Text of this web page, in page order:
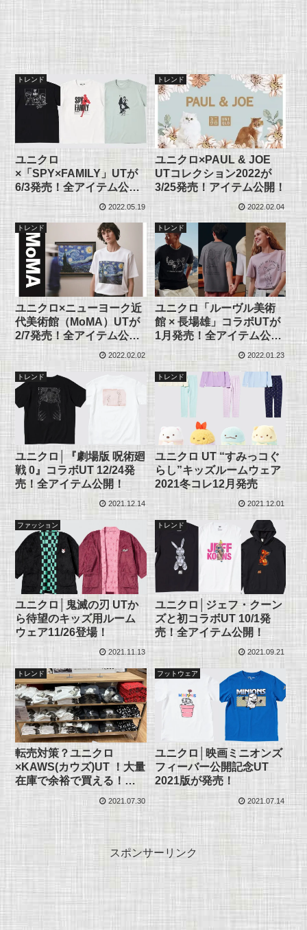
トレンド
ユニクロ
×「SPY×FAMILY」UTが
6/3発売！全アイテム公
2022.05.19
トレンド
ユニクロ×PAUL & JOE
UTコレクション2022が
3/25発売！アイテム公開！
2022.02.04
トレンド
ユニクロ×ニューヨーク近
代美術館（MoMA）UTが
2/7発売！全アイテム公
2022.02.02
トレンド
ユニクロ「ルーヴル美術
館 × 長場雄」コラボUTが
1月発売！全アイテム公
2022.01.23
トレンド
ユニクロ│『劇場版 呪術廻
戦 0』コラボUT 12/24発
売！全アイテム公開！
2021.12.14
トレンド
ユニクロ UT “すみっコぐ
らし”キッズルームウェア
2021冬コレ12月発売
2021.12.01
ファッション
ユニクロ│鬼滅の刃 UTか
ら待望のキッズ用ルーム
ウェア11/26登場！
2021.11.13
トレンド
ユニクロ│ジェフ・クーン
ズと初コラボUT 10/1発
売！全アイテム公開！
2021.09.21
トレンド
転売対策？ユニクロ
×KAWS(カウズ)UT ！大量
在庫で余裕で買える！
2021.07.30
フットウェア
ユニクロ│映画ミニオンズ
フィーバー公開記念UT
2021版が発売！
2021.07.14
スポンサーリンク